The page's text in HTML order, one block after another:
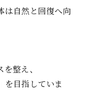
は自然と回復へ向
整え、
を目指していま